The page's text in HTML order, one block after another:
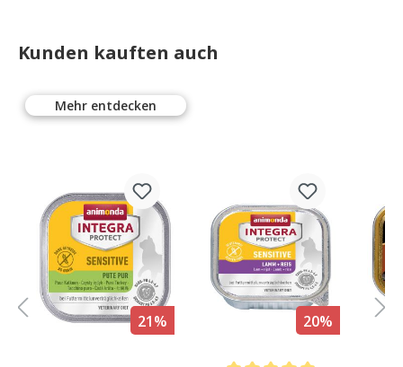
Kunden kauften auch
Mehr entdecken
21% 20%